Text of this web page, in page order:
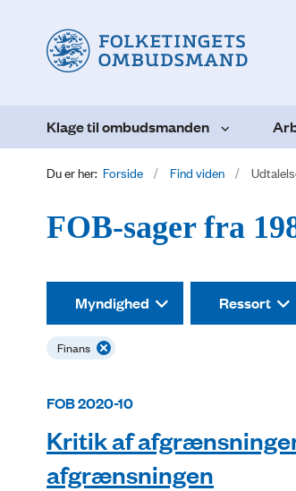
Klage til ombudsmanden
Du er her: Forside Find viden
FOB-sager fra
Myndighed Ressort
Finans
FOB 2020-10
Kritik af
afgrænsningen